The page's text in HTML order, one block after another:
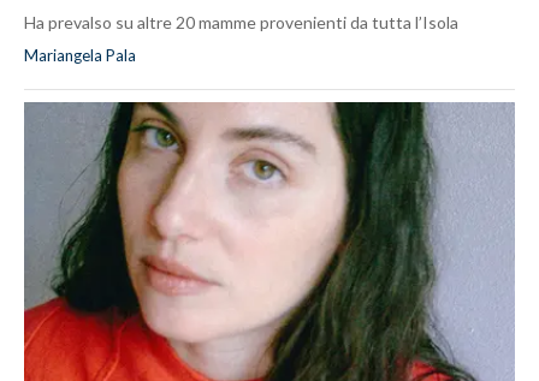
Ha prevalso su altre 20 mamme provenienti da tutta l’Isola
Mariangela Pala